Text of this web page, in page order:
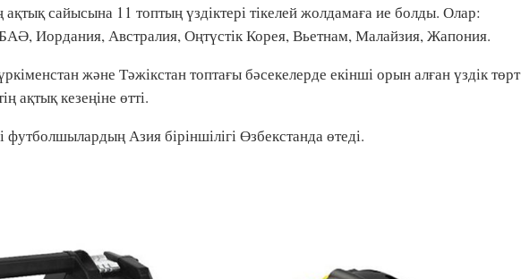
сайысына 11 топтың үздіктері тікелей жолдамаға ие болды. Олар:
Иордания, Австралия, Оңтүстік Корея, Вьетнам, Малайзия, Жапония.
және Тәжікстан топтағы бәсекелерде екінші орын алған үздік төрт
ақтық кезеңіне өтті.
Азия біріншілігі Өзбекстанда өтеді.